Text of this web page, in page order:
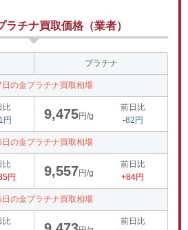
チナ買取価格（業者）
プラチナ
の金プラチナ買取相場
比
円
9,475円/g
前日比
-82円
の金プラチナ買取相場
比
円
9,557円/g
前日比
+84円
の金プラチナ買取相場
比
前日比